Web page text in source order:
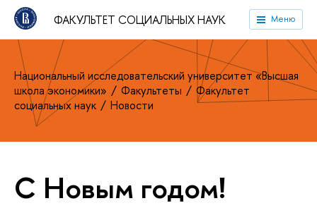
ФАКУЛЬТЕТ СОЦИАЛЬНЫХ НАУК Меню
Национальный исследовательский университет «Высшая
школа экономики»
Факультеты
Факультет
социальных наук
Новости
С Новым годом!